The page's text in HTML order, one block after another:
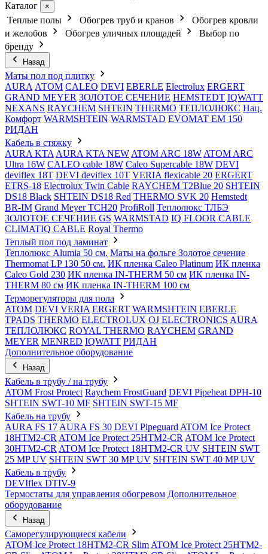
Каталог
×
Теплые полы Обогрев труб и кранов
Обогрев кровли
и желобов
Обогрев уличных площадей
Выбор по
бренду
Назад
Маты пол под плитку
AURA АТОМ CALEO DEVI EBERLE Electrolux ERGERT
GRAND MEYER ЗОЛОТОЕ СЕЧЕНИЕ HEMSTEDT IQWATT
NEXANS RAYCHEM SHTEIN THERMO ТЕПЛОЛЮКС Нац.
Комфорт WARMSHTEIN WARMSTAD EVOMAT EM 150
РИДАН
Кабель в стяжку
AURA KTA AURA KTA NEW ATOM ARC 18W ATOM ARC
Ultra 16W CALEO cable 18W Caleo Supercable 18W DEVI
deviflex 18T DEVI deviflex 10T VERIA flexicable 20 ERGERT
ETRS-18 Electrolux Twin Cable RAYCHEM T2Blue 20 SHTEIN
DS18 Black SHTEIN DS18 Red THERMO SVK 20 Hemstedt
BR-IM Grand Meyer TCH20 ProfiRoll Теплолюкс ТЛБЭ
ЗОЛОТОЕ СЕЧЕНИЕ GS WARMSTAD IQ FLOOR CABLE
CLIMATIQ CABLE Royal Thermo
Теплый пол под ламинат
Теплолюкс Alumia 50 см. Маты на фольге Золотое сечение
Thermomat LP 130 50 cм. ИК пленка Caleo Platinum ИК пленка
Caleo Gold 230 ИК пленка IN-THERM 50 см ИК пленка IN-
THERM 80 см ИК пленка IN-THERM 100 см
Терморегуляторы для пола
ATOM DEVI VERIA ERGERT WARMSHTEIN EBERLE
TPADS THERMO ELECTROLUX OJ ELECTRONICS AURA
ТЕПЛОЛЮКС ROYAL THERMO RAYCHEM GRAND
MEYER MENRED IQWATT РИДАН
Дополнительное оборудование
Назад
Кабель в трубу / на трубу
ATOM Frost Protect Raychem FrostGuard DEVI Pipeheat DPH-10
SHTEIN SWT-10 MF SHTEIN SWT-15 MF
Кабель на трубу
AURA FS 17 AURA FS 30 DEVI Pipeguard ATOM Ice Protect
18HTM2-CR ATOM Ice Protect 25HTM2-CR ATOM Ice Protect
30HTM2-CR ATOM Ice Protect 18HTM2-CR UV SHTEIN SWT
25 MP UV SHTEIN SWT 30 MP UV SHTEIN SWT 40 MP UV
Кабель в трубу
DEVIflex DTIV-9
Термостаты для управления обогревом Дополнительное
оборудование
Назад
Саморегулирующиеся кабели
ATOM Ice Protect 18HTM2-CR Slim ATOM Ice Protect 25HTM2-